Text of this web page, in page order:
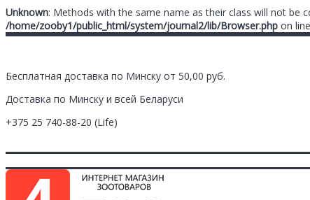
Unknown: Methods with the same name as their class will not be
/home/zooby1/public_html/system/journal2/lib/Browser.php on line
Бесплатная доставка по Минску от 50,00 руб.
Доставка по Минску и всей Беларуси
+375 25 740-88-20 (Life)